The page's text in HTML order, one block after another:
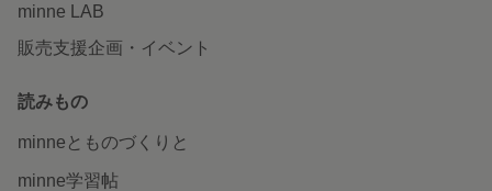
minne LAB
販売支援企画・イベント
読みもの
minneとものづくりと
minne学習帖